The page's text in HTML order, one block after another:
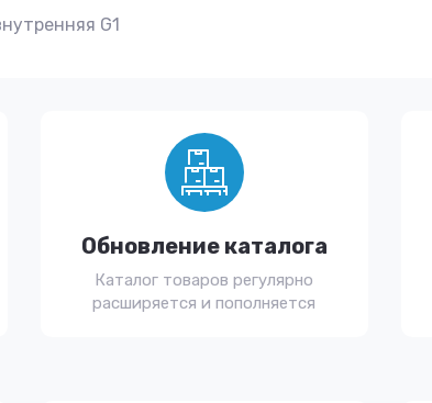
G1
Обновление каталога
Каталог товаров регулярно
расширяется и пополняется